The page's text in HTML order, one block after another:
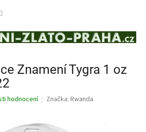
Znamení Tygra 1 oz
hodnocení Značka: Rwanda